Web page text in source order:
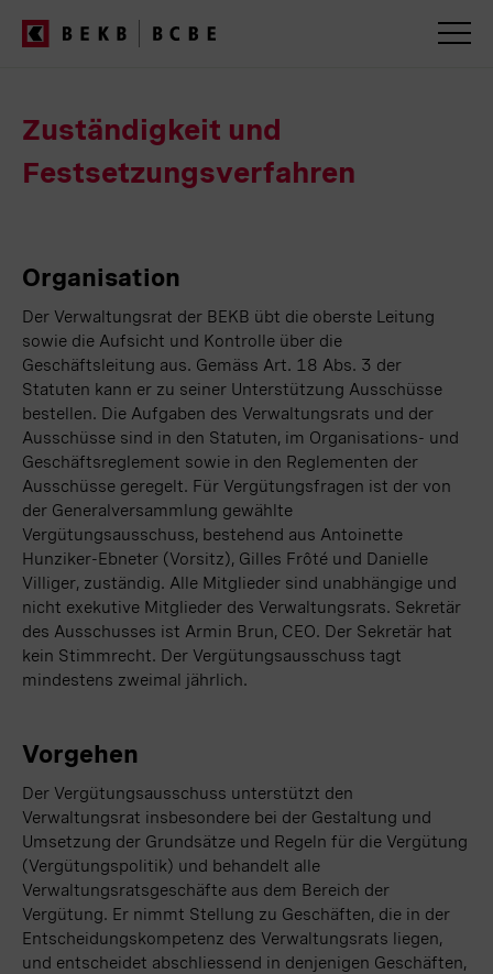
Geschäftsbericht
Zuständigkeit und
Festsetzungsverfahren
Organisation
Der Verwaltungsrat der BEKB übt die oberste Leitung
sowie die Aufsicht und Kontrolle über die
Geschäftsleitung aus. Gemäss Art. 18 Abs. 3 der
Statuten kann er zu seiner Unterstützung Ausschüsse
bestellen. Die Aufgaben des Verwaltungsrats und der
Ausschüsse sind in den Statuten, im Organisations- und
Geschäftsreglement sowie in den Reglementen der
Ausschüsse geregelt. Für Vergütungsfragen ist der von
der Generalversammlung gewählte
Vergütungsausschuss, bestehend aus Antoinette
Hunziker-Ebneter (Vorsitz), Gilles Frôté und Danielle
Villiger, zuständig. Alle Mitglieder sind unabhängige und
nicht exekutive Mitglieder des Verwaltungsrats. Sekretär
des Ausschusses ist Armin Brun, CEO. Der Sekretär hat
kein Stimmrecht. Der Vergütungsausschuss tagt
mindestens zweimal jährlich.
Vorgehen
Der Vergütungsausschuss unterstützt den
Verwaltungsrat insbesondere bei der Gestaltung und
Umsetzung der Grundsätze und Regeln für die Vergütung
(Vergütungspolitik) und behandelt alle
Verwaltungsratsgeschäfte aus dem Bereich der
Vergütung. Er nimmt Stellung zu Geschäften, die in der
Entscheidungskompetenz des Verwaltungsrats liegen,
und entscheidet abschliessend in denjenigen Geschäften,